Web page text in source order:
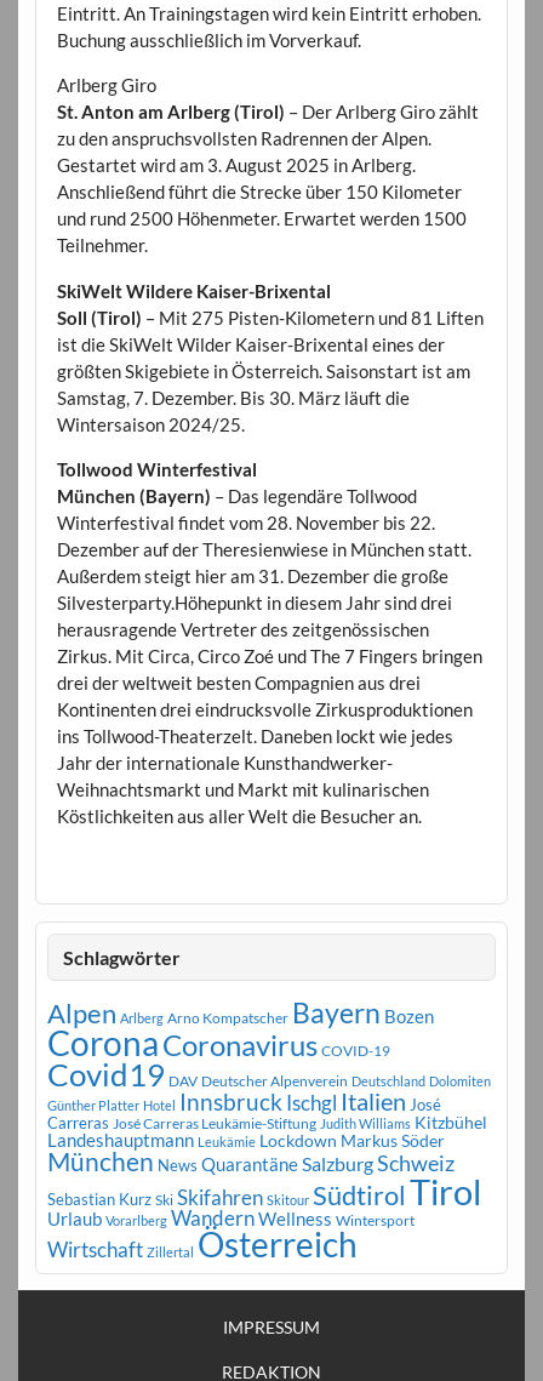
Eintritt. An Trainingstagen wird kein Eintritt erhoben.
Buchung ausschließlich im Vorverkauf.
Arlberg Giro
St. Anton am Arlberg (Tirol) – Der Arlberg Giro zählt
zu den anspruchsvollsten Radrennen der Alpen.
Gestartet wird am 3. August 2025 in Arlberg.
Anschließend führt die Strecke über 150 Kilometer
und rund 2500 Höhenmeter. Erwartet werden 1500
Teilnehmer.
SkiWelt Wildere Kaiser-Brixental
Soll (Tirol) – Mit 275 Pisten-Kilometern und 81 Liften
ist die SkiWelt Wilder Kaiser-Brixental eines der
größten Skigebiete in Österreich. Saisonstart ist am
Samstag, 7. Dezember. Bis 30. März läuft die
Wintersaison 2024/25.
Tollwood Winterfestival
München (Bayern) – Das legendäre Tollwood
Winterfestival findet vom 28. November bis 22.
Dezember auf der Theresienwiese in München statt.
Außerdem steigt hier am 31. Dezember die große
Silvesterparty.Höhepunkt in diesem Jahr sind drei
herausragende Vertreter des zeitgenössischen
Zirkus. Mit Circa, Circo Zoé und The 7 Fingers bringen
drei der weltweit besten Compagnien aus drei
Kontinenten drei eindrucksvolle Zirkusproduktionen
ins Tollwood-Theaterzelt. Daneben lockt wie jedes
Jahr der internationale Kunsthandwerker-
Weihnachtsmarkt und Markt mit kulinarischen
Köstlichkeiten aus aller Welt die Besucher an.
Schlagwörter
Alpen Arlberg Arno Kompatscher Bayern Bozen
CoronaCoronavirus COVID-19
Covid19 DAV Deutscher Alpenverein Deutschland Dolomiten
Günther Platter Hotel Innsbruck Ischgl Italien José
Carreras José Carreras Leukämie-Stiftung Judith Williams Kitzbühel
Landeshauptmann Leukämie Lockdown Markus Söder
München News QuarantäneSalzburgSchweiz
Sebastian Kurz Ski Skifahren Skitour SüdtirolTirol
Urlaub Vorarlberg WandernWellness Wintersport
Wirtschaft Zillertal Österreich
IMPRESSUM
REDAKTION